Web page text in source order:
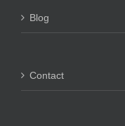
Blog
Contact